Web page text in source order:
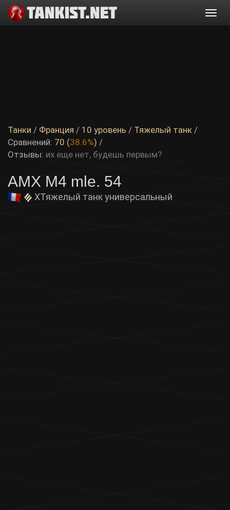
Танки / Франция / 10 уровень / Тяжелый танк /
Сравнений: 70 (38.6%) /
Отзывы: их еще нет, будешь первым?
AMX M4 mle. 54
XТяжелый танк универсальный